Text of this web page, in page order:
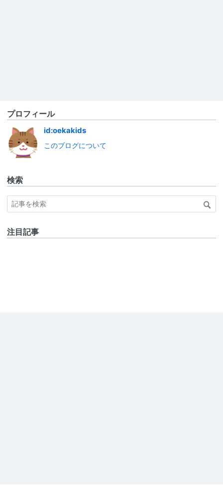
プロフィール
id:oekakids
このブログについて
検索
注目記事